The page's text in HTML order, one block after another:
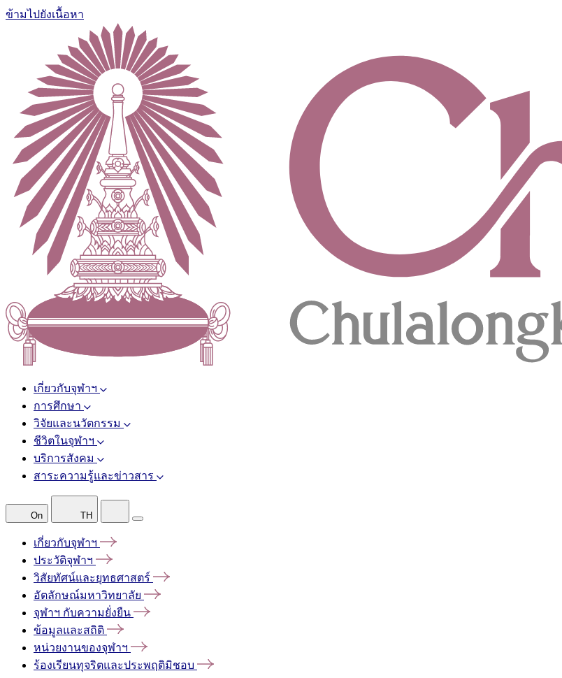
ข้ามไปยังเนื้อหา
เกี่ยวกับจุฬาฯ
การศึกษา
วิจัยและนวัตกรรม
ชีวิตในจุฬาฯ
บริการสังคม
สาระความรู้และข่าวสาร
On TH
เกี่ยวกับจุฬาฯ
ประวัติจุฬาฯ
วิสัยทัศน์และยุทธศาสตร์
อัตลักษณ์มหาวิทยาลัย
จุฬาฯ กับความยั่งยืน
ข้อมูลและสถิติ
หน่วยงานของจุฬาฯ
ร้องเรียนทุจริตและประพฤติมิชอบ